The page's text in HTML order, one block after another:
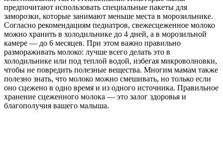
предпочитают использовать специальные пакеты для
заморозки, которые занимают меньше места в морозильнике.
Согласно рекомендациям педиатров, свежесцеженное молоко
можно хранить в холодильнике до 4 дней, а в морозильной
камере — до 6 месяцев. При этом важно правильно
размораживать молоко: лучше всего делать это в
холодильнике или под теплой водой, избегая микроволновки,
чтобы не повредить полезные вещества. Многим мамам также
полезно знать, что молоко можно смешивать, но только если
оно сцежено в одно время и из одного источника. Правильное
хранение сцеженного молока — это залог здоровья и
благополучия вашего малыша.